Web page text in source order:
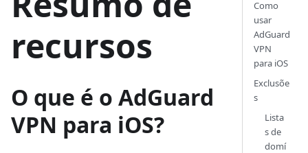
recursos
O que é o AdGuard
VPN para iOS?
Como
usar
AdGuard
VPN
para iOS
Exclusõe
s
Lista
s de
domí